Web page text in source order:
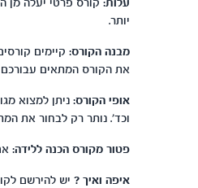
עלות:קורס פרטי יעלה מן
יותר.
מבנה הקורס:קיימים
את הקורס המתאים עבורכם
אופי הקורס:ניתן למצוא
וכד'. נותר רק לבחור את
פטור מקורס הכנה ללידה:
איפה ואיך ?יש להירשם